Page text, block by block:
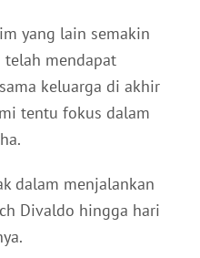
yang lain semakin
telah mendapat
keluarga di akhir
tentu fokus dalam
dalam menjalankan
Divaldo hingga hari